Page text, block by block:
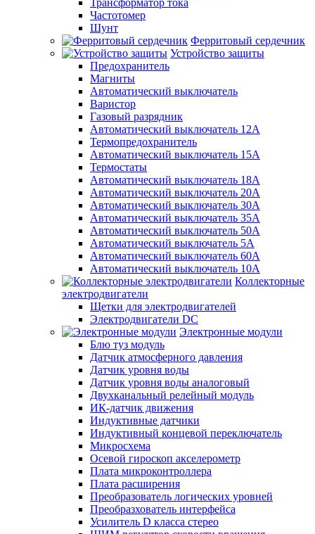
Трансформатор тока
Частотомер
Шунт
Ферритовый сердечник
Устройство защиты
Предохранитель
Магниты
Автоматический выключатель
Варистор
Газовый разрядник
Автоматический выключатель 12А
Термопредохранитель
Автоматический выключатель 15А
Термостаты
Автоматический выключатель 18А
Автоматический выключатель 20А
Автоматический выключатель 30А
Автоматический выключатель 35А
Автоматический выключатель 50А
Автоматический выключатель 5А
Автоматический выключатель 60А
Автоматический выключатель 10А
Коллекторные
электродвигатели
Щетки для электродвигателей
Электродвигатели DC
Электронные модули
Блю туз модуль
Датчик атмосферного давления
Датчик уровня воды
Датчик уровня воды аналоговый
Двухканальный релейный модуль
ИК-датчик движения
Индуктивные датчики
Индуктивный концевой переключатель
Микросхема
Осевой гироскоп акселерометр
Плата микроконтроллера
Плата расширения
Преобразователь логических уровней
Преобразхователь интерфейса
Усилитель D класса стерео